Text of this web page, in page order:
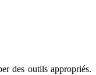
des outils appropriés.